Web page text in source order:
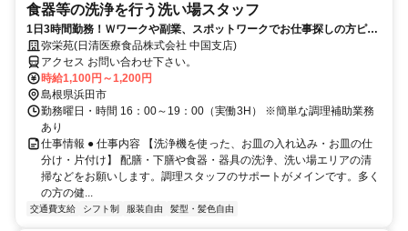
食器等の洗浄を行う洗い場スタッフ
1日3時間勤務！Ｗワークや副業、スポットワークでお仕事探しの方ピッ
タリ！！
弥栄苑(日清医療食品株式会社 中国支店)
アクセス お問い合わせ下さい。
時給1,100円～1,200円
島根県浜田市
勤務曜日・時間 16：00～19：00（実働3H） ※簡単な調理補助業務
あり
仕事情報 ● 仕事内容 【洗浄機を使った、お皿の入れ込み・お皿の仕
分け・片付け】 配膳・下膳や食器・器具の洗浄、洗い場エリアの清
掃などをお願いします。調理スタッフのサポートがメインです。多く
の方の健...
交通費支給 シフト制 服装自由 髪型・髪色自由